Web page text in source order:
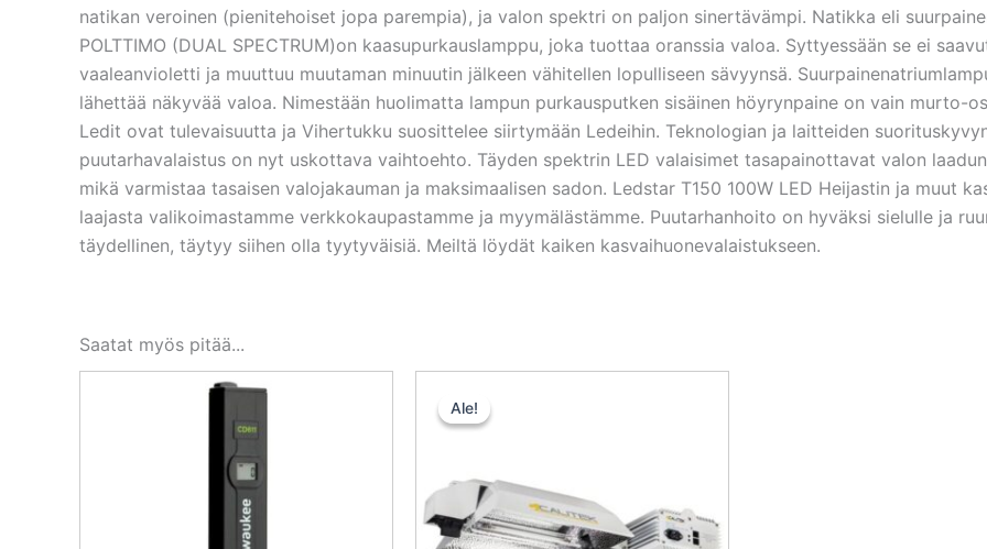
natikan veroinen (pienitehoiset jopa parempia), ja valon spektri on paljon sinertävämpi. Natikka eli
POLTTIMO (DUAL SPECTRUM)on kaasupurkauslamppu, joka tuottaa oranssia valoa. Syttyessään se ei
vaaleanvioletti ja muuttuu muutaman minuutin jälkeen vähitellen lopulliseen sävyynsä.
lähettää näkyvää valoa. Nimestään huolimatta lampun purkausputken sisäinen höyrynpaine on vain murto-
Ledit ovat tulevaisuutta ja Vihertukku suosittelee siirtymään Ledeihin. Teknologian ja laitteiden
puutarhavalaistus on nyt uskottava vaihtoehto. Täyden spektrin LED valaisimet tasapainottavat valon
mikä varmistaa tasaisen valojakauman ja maksimaalisen sadon. Ledstar T150 100W LED Heijastin ja muut
laajasta valikoimastamme verkkokaupastamme ja myymälästämme. Puutarhanhoito on hyväksi sielulle ja
täydellinen, täytyy siihen olla tyytyväisiä. Meiltä löydät kaiken kasvaihuonevalaistukseen.
Saatat myös pitää...
Ale!
Ale!